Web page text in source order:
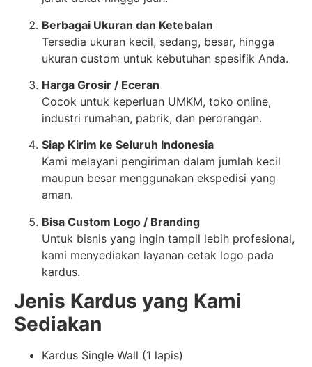
Berbagai Ukuran dan Ketebalan
Tersedia ukuran kecil, sedang, besar, hingga
ukuran custom untuk kebutuhan spesifik Anda.
Harga Grosir / Eceran
Cocok untuk keperluan UMKM, toko online,
industri rumahan, pabrik, dan perorangan.
Siap Kirim ke Seluruh Indonesia
Kami melayani pengiriman dalam jumlah kecil
maupun besar menggunakan ekspedisi yang
aman.
Bisa Custom Logo / Branding
Untuk bisnis yang ingin tampil lebih profesional,
kami menyediakan layanan cetak logo pada
kardus.
Jenis Kardus yang Kami
Sediakan
Kardus Single Wall (1 lapis)